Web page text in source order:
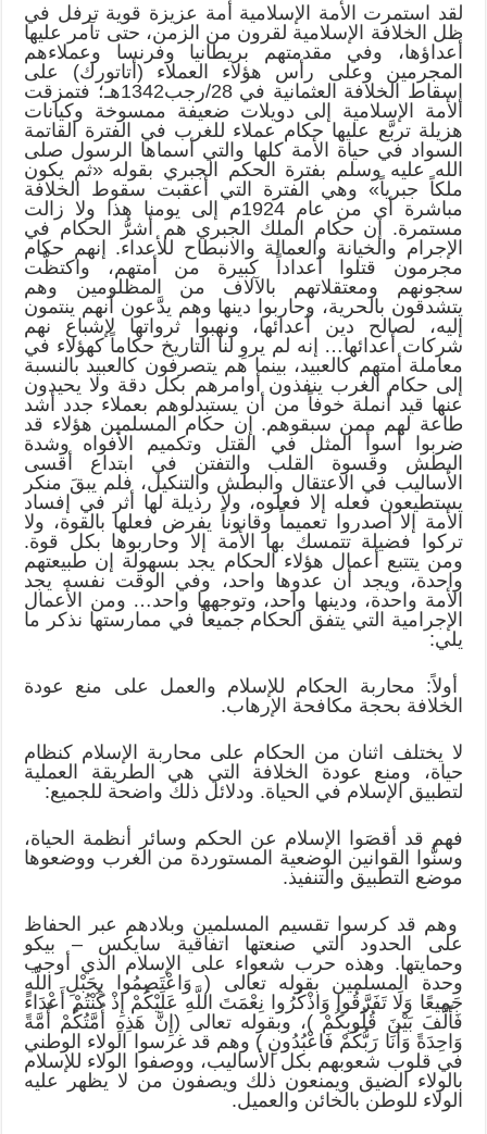
لقد استمرت الأمة الإسلامية أمة عزيزة قوية ترفل في
ظل الخلافة الإسلامية لقرون من الزمن، حتى تآمر عليها
أعداؤها، وفي مقدمتهم بريطانيا وفرنسا وعملاءهم
المجرمين وعلى رأس هؤلاء العملاء (أتاتورك) على
إسقاط الخلافة العثمانية في 28/رجب1342هـ؛ فتمزقت
الأمة الإسلامية إلى دويلات ضعيفة ممسوخة وكيانات
هزيلة تربَّع عليها حكام عملاء للغرب في الفترة القاتمة
السواد في حياة الأمة كلها والتي أسماها الرسول صلى
الله عليه وسلم بفترة الحكم الجبري بقوله «ثم يكون
ملكاً جبرياً» وهي الفترة التي أعقبت سقوط الخلافة
مباشرة أي من عام 1924م إلى يومنا هذا ولا زالت
مستمرة. إن حكام الملك الجبري هم أشرُّ الحكام في
الإجرام والخيانة والعمالة والانبطاح للأعداء. إنهم حكام
مجرمون قتلوا أعداداً كبيرة من أمتهم، واكتظَّت
سجونهم ومعتقلاتهم بالآلاف من المظلومين وهم
يتشدقون بالحرية، وحاربوا دينها وهم يدَّعون أنهم ينتمون
إليه، لصالح دين أعدائها، ونهبوا ثرواتها لإشباع نهم
شركات أعدائها… إنه لم يروِ لنا التاريخ حكاماً كهؤلاء في
معاملة أمتهم كالعبيد، بينما هم يتصرفون كالعبيد بالنسبة
إلى حكام الغرب ينفذون أوامرهم بكل دقة ولا يحيدون
عنها قيد أنملة خوفاً من أن يستبدلوهم بعملاء جدد أشد
طاعة لهم ممن سبقوهم. إن حكام المسلمين هؤلاء قد
ضربوا أسوأ المثل في القتل وتكميم الأفواه وشدة
البطش وقسوة القلب والتفتن في ابتداع أقسى
الأساليب في الاعتقال والبطش والتنكيل، فلم يبقَ منكر
يستطيعون فعله إلا فعلوه، ولا رذيلة لها أثر في إفساد
الأمة إلا أصدروا تعميماً وقانوناً يفرض فعلها بالقوة، ولا
تركوا فضيلة تتمسك بها الأمة إلا وحاربوها بكل قوة.
ومن يتتبع أعمال هؤلاء الحكام يجد بسهولة إن طبيعتهم
واحدة، ويجد أن عدوها واحد، وفي الوقت نفسه يجد
الأمة واحدة، ودينها واحد، وتوجهها واحد… ومن الأعمال
الإجرامية التي يتفق الحكام جميعاً في ممارستها نذكر ما
يلي:
أولاً: محاربة الحكام للإسلام والعمل على منع عودة
الخلافة بحجة مكافحة الإرهاب.
لا يختلف اثنان من الحكام على محاربة الإسلام كنظام
حياة، ومنع عودة الخلافة التي هي الطريقة العملية
لتطبيق الإسلام في الحياة. ودلائل ذلك واضحة للجميع:
فهم قد أقصَوا الإسلام عن الحكم وسائر أنظمة الحياة،
وسنُّوا القوانين الوضعية المستوردة من الغرب ووضعوها
موضع التطبيق والتنفيذ.
وهم قد كرسوا تقسيم المسلمين وبلادهم عبر الحفاظ
على الحدود التي صنعتها اتفاقية سايكس – بيكو
وحمايتها. وهذه حرب شعواء على الإسلام الذي أوجب
وحدة المسلمين بقوله تعالى ( وَاعْتَصِمُوا بِحَبْلِ اللَّهِ
جَمِيعًا وَلَا تَفَرَّقُوا وَاذْكُرُوا نِعْمَتَ اللَّهِ عَلَيْكُمْ إِذْ كُنْتُمْ أَعْدَاءً
فَأَلَّفَ بَيْنَ قُلُوبِكُمْ )، وبقوله تعالى (إِنَّ هَذِهِ أُمَّتُكُمْ أُمَّةً
وَاحِدَةً وَأَنَا رَبُّكُمْ فَاعْبُدُونِ ) وهم قد غرسوا الولاء الوطني
في قلوب شعوبهم بكل الأساليب، ووصفوا الولاء للإسلام
بالولاء الضيق ويمنعون ذلك ويصفون من لا يظهر عليه
الولاء للوطن بالخائن والعميل.